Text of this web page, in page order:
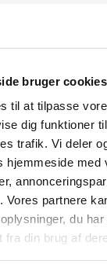
bruger cookies
til at tilpasse
dig funktioner
trafik. Vi deler
hjemmeside med
Vores partnere
du
fra din brug af